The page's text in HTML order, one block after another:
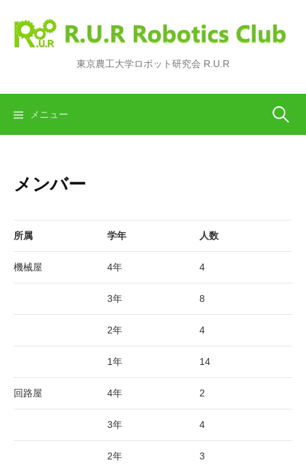
へ
東京農工大学ロボット研究会 R.U.R
メニュー 検
メンバー
所属 学年 人数
機械屋 4年 4
3年 8
2年 4
1年 14
回路屋 4年 2
3年 4
2年 3